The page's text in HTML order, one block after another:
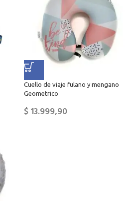
Cuello de viaje fulano y mengano
Geometrico
$13.999,90